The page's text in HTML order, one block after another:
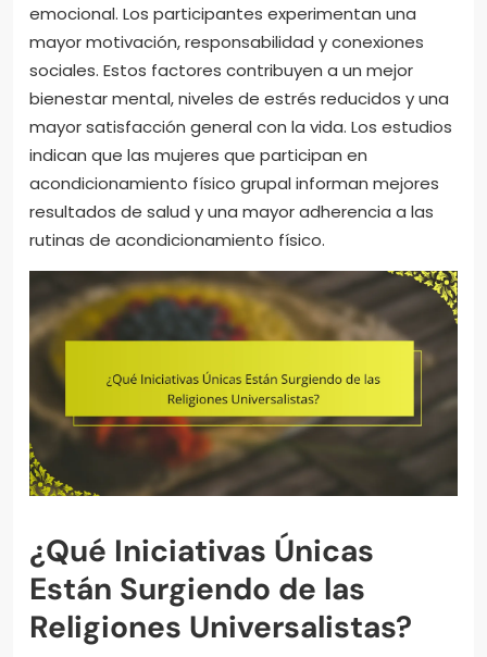
emocional. Los participantes experimentan una
mayor motivación, responsabilidad y conexiones
sociales. Estos factores contribuyen a un mejor
bienestar mental, niveles de estrés reducidos y una
mayor satisfacción general con la vida. Los estudios
indican que las mujeres que participan en
acondicionamiento físico grupal informan mejores
resultados de salud y una mayor adherencia a las
rutinas de acondicionamiento físico.
¿Qué Iniciativas Únicas
Están Surgiendo de las
Religiones Universalistas?